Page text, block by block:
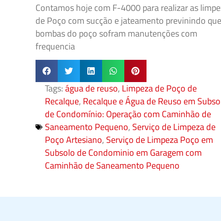
Contamos hoje com F-4000 para realizar as
de Poço com sucção e jateamento previnindo
bombas do poço sofram manutenções com
frequencia
Tags:água de reuso, Limpeza de Poço de
Recalque, Recalque e Água de Reuso em
de Condomínio: Operação com Caminhão de
Saneamento Pequeno, Serviço de Limpeza de
Poço Artesiano, Serviço de Limpeza Poço em
Subsolo de Condominio em Garagem com
Caminhão de Saneamento Pequeno